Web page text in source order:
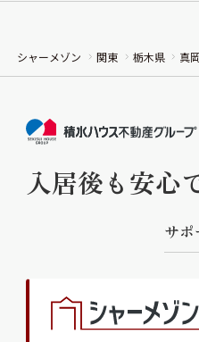
シャーメゾン 関東 栃木県 真
入居後も安心
サポ